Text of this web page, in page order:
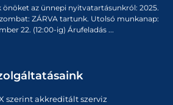
önöket az ünnepi nyitvatartásunkról: 2025.
ZÁRVA tartunk. Utolsó munkanap:
22. (12:00-ig) Árufeladás ...
szerint akkreditált szerviz